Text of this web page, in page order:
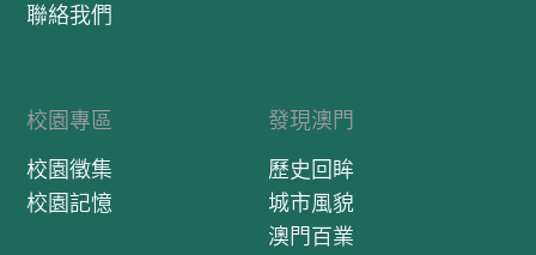
聯絡我們
校園專區
校園徵集
校園記憶
發現澳門
歷史回眸
城市風貌
澳門百業